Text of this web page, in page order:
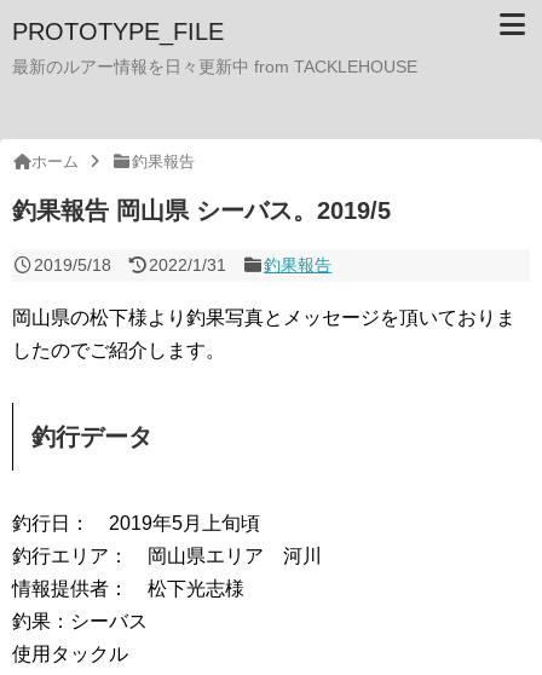
PROTOTYPE_FILE
最新のルアー情報を日々更新中 from TACKLEHOUSE
ホーム 釣果報告
釣果報告 岡山県 シーバス。2019/5
2019/5/18 2022/1/31 釣果報告
岡山県の松下様より釣果写真とメッセージを頂いておりま
したのでご紹介します。
釣行データ
釣行日： 2019年5月上旬頃
釣行エリア： 岡山県エリア 河川
情報提供者： 松下光志様
釣果：シーバス
使用タックル